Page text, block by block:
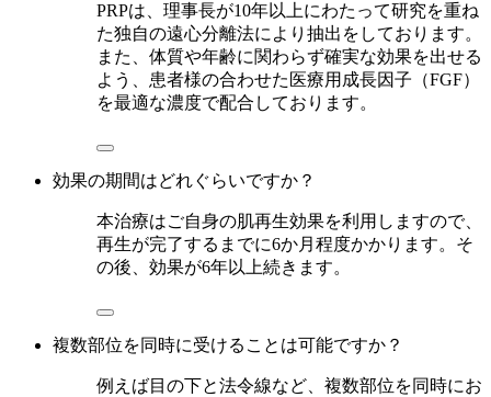
PRPは、理事長が10年以上にわたって研究を重ね
た独自の遠心分離法により抽出をしております。
また、体質や年齢に関わらず確実な効果を出せる
よう、患者様の合わせた医療用成長因子（FGF）
を最適な濃度で配合しております。
効果の期間はどれぐらいですか？
本治療はご自身の肌再生効果を利用しますので、
再生が完了するまでに6か月程度かかります。そ
の後、効果が6年以上続きます。
複数部位を同時に受けることは可能ですか？
例えば目の下と法令線など、複数部位を同時にお